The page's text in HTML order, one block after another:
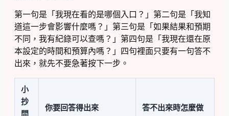
第一句是「我現在看的是哪個入口？」第二句是「我知
道這一步會影響什麼嗎？」第三句是「如果結果和預期
不同，我有紀錄可以查嗎？」第四句是「我現在還在原
本設定的時間和預算內嗎？」四句裡面只要有一句答不
出來，就先不要急著按下一步。
小
抄
問
你要回答得出來 答不出來時怎麼做